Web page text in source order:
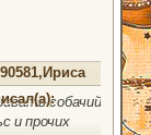
собачий
и прочих